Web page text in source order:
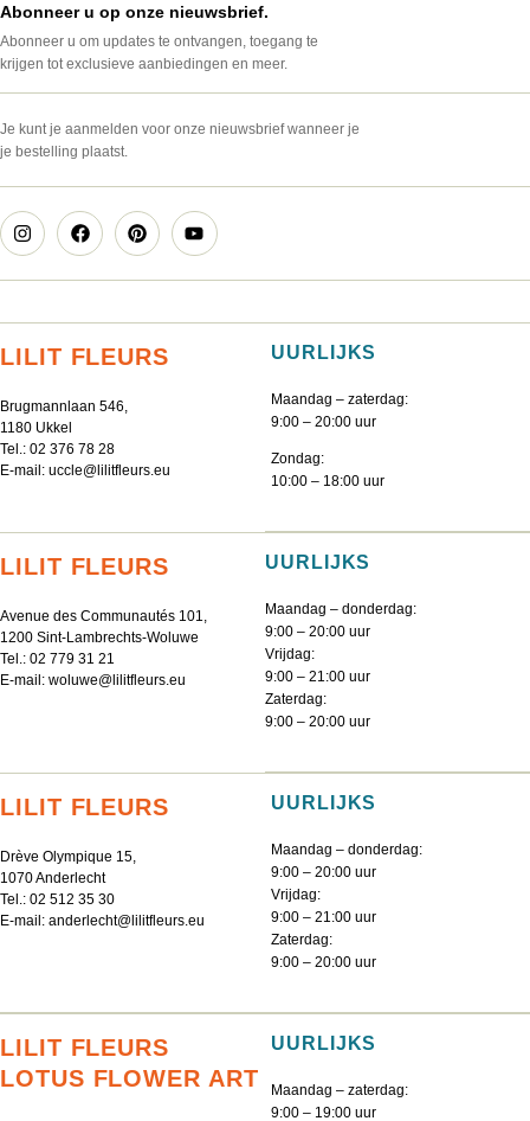
Abonneer u op onze nieuwsbrief.
Abonneer u om updates te ontvangen, toegang te
krijgen tot exclusieve aanbiedingen en meer.
Je kunt je aanmelden voor onze nieuwsbrief wanneer je
je bestelling plaatst.
LILIT FLEURS
Brugmannlaan 546,
1180 Ukkel
Tel.: 02 376 78 28
E-mail: uccle@lilitfleurs.eu
UURLIJKS
Maandag – zaterdag:
9:00 – 20:00 uur
Zondag:
10:00 – 18:00 uur
LILIT FLEURS
Avenue des Communautés 101,
1200 Sint-Lambrechts-Woluwe
Tel.: 02 779 31 21
E-mail: woluwe@lilitfleurs.eu
UURLIJKS
Maandag – donderdag:
9:00 – 20:00 uur
Vrijdag:
9:00 – 21:00 uur
Zaterdag:
9:00 – 20:00 uur
LILIT FLEURS
Drève Olympique 15,
1070 Anderlecht
Tel.: 02 512 35 30
E-mail: anderlecht@lilitfleurs.eu
UURLIJKS
Maandag – donderdag:
9:00 – 20:00 uur
Vrijdag:
9:00 – 21:00 uur
Zaterdag:
9:00 – 20:00 uur
LILIT FLEURS
LOTUS FLOWER ART
UURLIJKS
Maandag – zaterdag:
9:00 – 19:00 uur